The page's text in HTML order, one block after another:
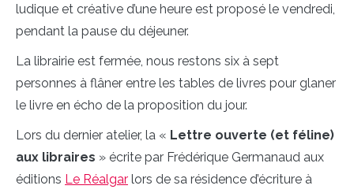
ludique et créative d’une heure est proposé le vendredi,
pendant la pause du déjeuner.
La librairie est fermée, nous restons six à sept
personnes à flâner entre les tables de livres pour glaner
le livre en écho de la proposition du jour.
Lors du dernier atelier, la « Lettre ouverte (et féline)
aux libraires » écrite par Frédérique Germanaud aux
éditions Le Réalgar lors de sa résidence d’écriture à